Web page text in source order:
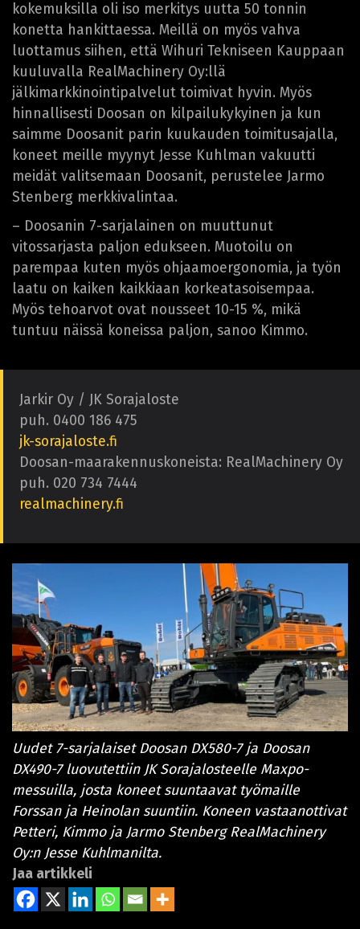
kokemuksilla oli iso merkitys uutta 50 tonnin
konetta hankittaessa. Meillä on myös vahva
luottamus siihen, että Wihuri Tekniseen Kauppaan
kuuluvalla RealMachinery Oy:llä
jälkimarkkinointipalvelut toimivat hyvin. Myös
hinnallisesti Doosan on kilpailukykyinen ja kun
saimme Doosanit parin kuukauden toimitusajalla,
koneet meille myynyt Jesse Kuhlman vakuutti
meidät valitsemaan Doosanit, perustelee Jarmo
Stenberg merkkivalintaa.
– Doosanin 7-sarjalainen on muuttunut
vitossarjasta paljon edukseen. Muotoilu on
parempaa kuten myös ohjaamoergonomia, ja työn
laatu on kaiken kaikkiaan korkeatasoisempaa.
Myös tehoarvot ovat nousseet 10-15 %, mikä
tuntuu näissä koneissa paljon, sanoo Kimmo.
Jarkir Oy / JK Sorajaloste
puh. 0400 186 475
jk-sorajaloste.fi
Doosan-maarakennuskoneista: RealMachinery Oy
puh. 020 734 7444
realmachinery.fi
Uudet 7-sarjalaiset Doosan DX580-7 ja Doosan
DX490-7 luovutettiin JK Sorajalosteelle Maxpo-
messuilla, josta koneet suuntaavat työmaille
Forssan ja Heinolan suuntiin. Koneen vastaanottivat
Petteri, Kimmo ja Jarmo Stenberg RealMachinery
Oy:n Jesse Kuhlmanilta.
Jaa artikkeli